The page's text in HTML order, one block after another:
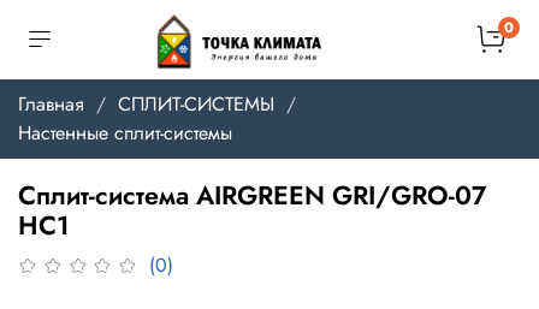
0
Главная
СПЛИТ-СИСТЕМЫ
Настенные сплит-системы
Сплит-система AIRGREEN GRI/GRO-07
HС1
(0)